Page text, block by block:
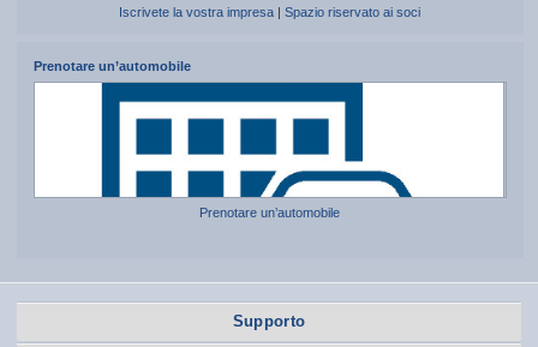
Iscrivete la vostra impresa |Spazio riservato ai soci
Prenotare un’automobile
Prenotare un’automobile
Supporto